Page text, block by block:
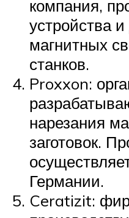
компания,
устройства
магнитных
станков.
Proxxon:
нарезания
заготовок.
Германии.
Ceratizit: